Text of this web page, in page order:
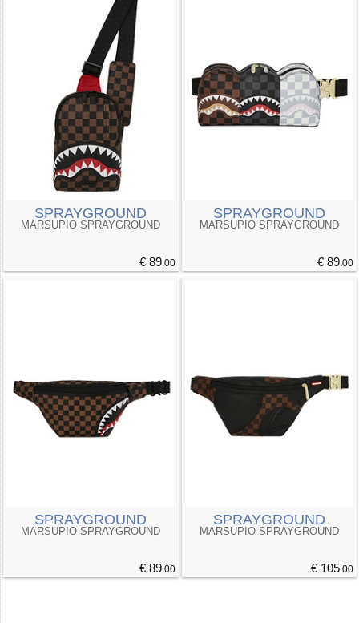
SPRAYGROUND
MARSUPIO SPRAYGROUND
€ 89.00
SPRAYGROUND
MARSUPIO SPRAYGROUND
€ 89.00
SPRAYGROUND
MARSUPIO SPRAYGROUND
€ 89.00
SPRAYGROUND
MARSUPIO SPRAYGROUND
€ 105 .00